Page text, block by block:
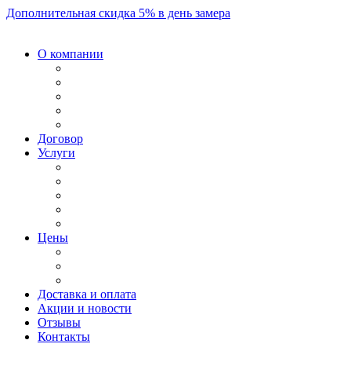
Дополнительная скидка 5% в день замера
О компании
Договор
Услуги
Цены
Доставка и оплата
Акции и новости
Отзывы
Контакты